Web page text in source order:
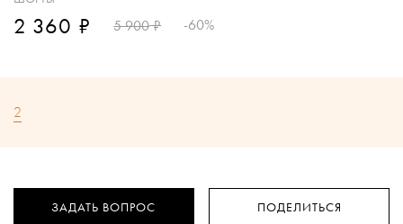
2 360 ₽ 5 900₽ -60%
2
ЗАДАТЬ ВОПРОС ПОДЕЛИТЬСЯ